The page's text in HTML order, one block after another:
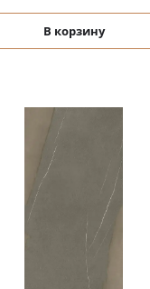
В корзину